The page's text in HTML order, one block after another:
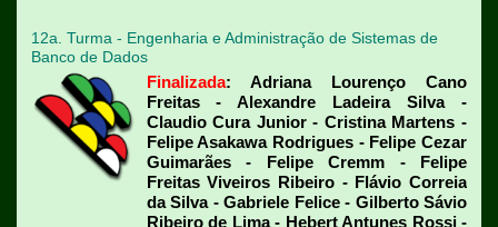
12a. Turma - Engenharia e Administração de Sistemas de
Banco de Dados
Finalizada: Adriana Lourenço Cano
Freitas - Alexandre Ladeira Silva -
Claudio Cura Junior - Cristina Martens -
Felipe Asakawa Rodrigues - Felipe Cezar
Guimarães - Felipe Cremm - Felipe
Freitas Viveiros Ribeiro - Flávio Correia
da Silva - Gabriele Felice - Gilberto Sávio
Ribeiro de Lima - Hebert Antunes Rossi -